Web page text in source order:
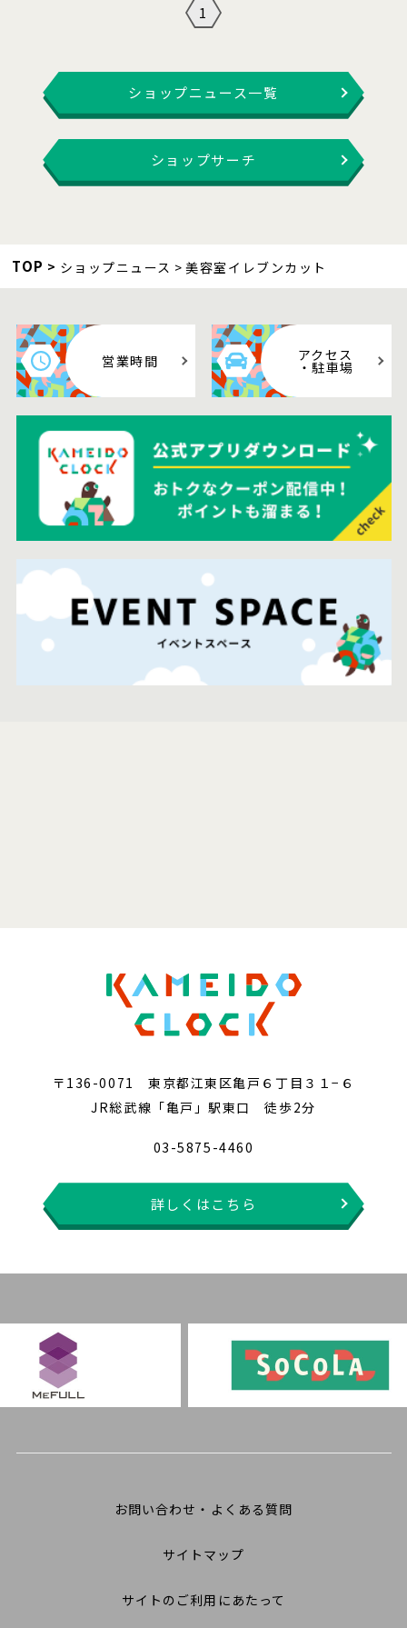
1
ショップニュース一覧
ショップサーチ
TOP ショップニュース 美容室イレブンカット
営業時間 アクセス
・駐車場
〒136-0071 東京都江東区亀戸６丁目３１−６
JR総武線「亀戸」駅東口 徒歩2分
03-5875-4460
詳しくはこちら
お問い合わせ・よくある質問
サイトマップ
サイトのご利用にあたって